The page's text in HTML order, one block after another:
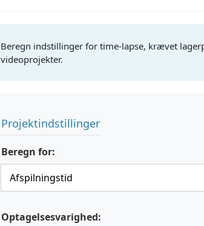
Beregn indstillinger for time-lapse, krævet
videoprojekter.
Projektindstillinger
Beregn for:
Optagelsesvarighed: